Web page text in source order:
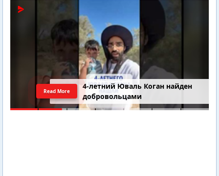
4-летний Юваль Коган найден
добровольцами
Read More